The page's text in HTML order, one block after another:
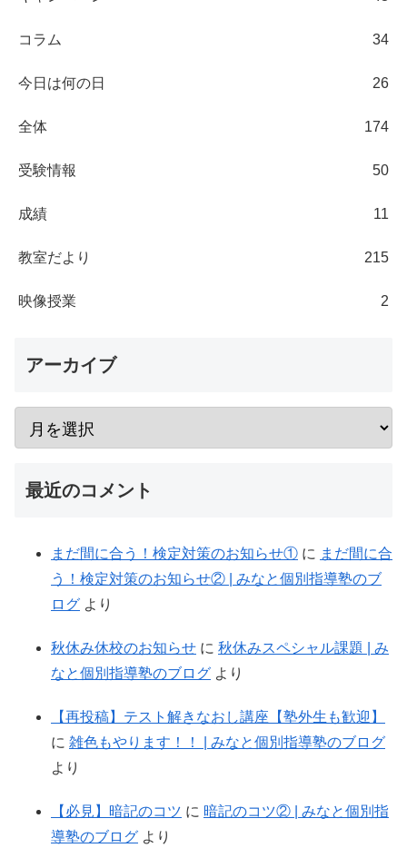
コラム 34
今日は何の日 26
全体 174
受験情報 50
成績 11
教室だより 215
映像授業 2
アーカイブ
最近のコメント
まだ間に合う！検定対策のお知らせ① に まだ間に合
う！検定対策のお知らせ② | みなと個別指導塾のブ
ログ より
秋休み休校のお知らせ に 秋休みスペシャル課題 | み
なと個別指導塾のブログ より
【再投稿】テスト解きなおし講座【塾外生も歓迎】
に 雑色もやります！！ | みなと個別指導塾のブログ
より
【必見】暗記のコツ に 暗記のコツ② | みなと個別指
導塾のブログ より